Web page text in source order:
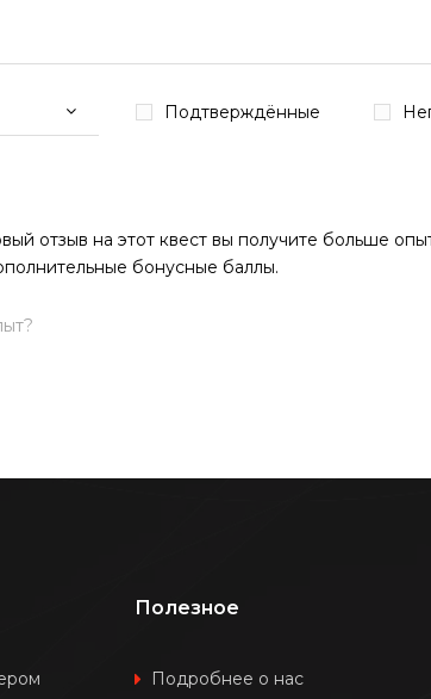
Подтверждённые
отзыв на этот квест вы получите больше
бонусные баллы.
Полезное
Подробнее о нас